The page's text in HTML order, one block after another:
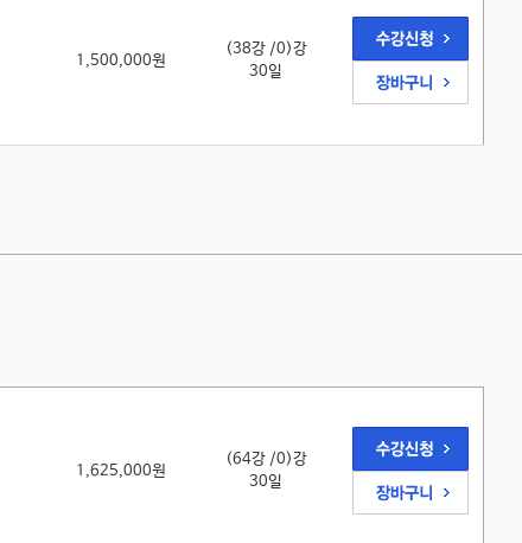
1,500,000원
(38강 /0)강
30일
1,625,000원
(64강 /0)강
30일